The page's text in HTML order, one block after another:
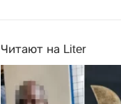
Читают на Liter